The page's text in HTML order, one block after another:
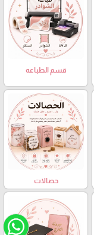
قسم الطباعه
حصالات